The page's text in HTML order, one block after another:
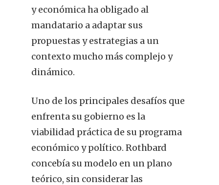
y económica ha obligado al
mandatario a adaptar sus
propuestas y estrategias a un
contexto mucho más complejo y
dinámico.
Uno de los principales desafíos que
enfrenta su gobierno es la
viabilidad práctica de su programa
económico y político. Rothbard
concebía su modelo en un plano
teórico, sin considerar las